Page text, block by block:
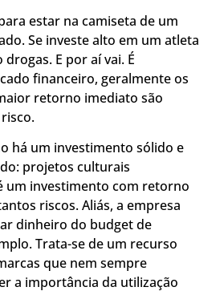
estar na camiseta de um
Se investe alto em um atleta
E por aí vai. É
financeiro, geralmente os
retorno imediato são
há um investimento sólido e
projetos culturais
um investimento com retorno
riscos. Aliás, a empresa
dinheiro do budget de
Trata-se de um recurso
que nem sempre
a importância da utilização